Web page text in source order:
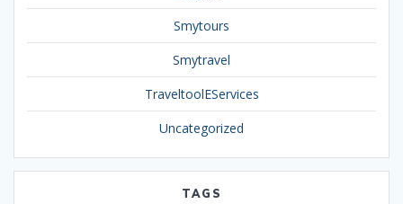
Smytours
Smytravel
TraveltoolEServices
Uncategorized
TAGS